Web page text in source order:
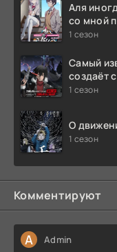
Аля
со мной
1 сезон
Самый
создаёт
мире клан
1 сезон
О
1 сезон
Комментируют
A Admin